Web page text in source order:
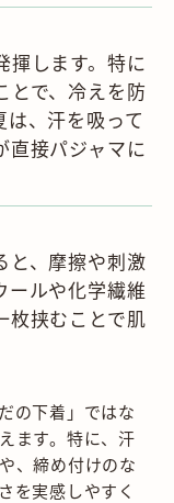
揮します。特に
とで、冷えを防
は、汗を吸って
直接パジャマに
と、摩擦や刺激
ールや化学繊維
枚挟むことで肌
の下着」ではな
ます。特に、汗
、締め付けのな
を実感しやすく